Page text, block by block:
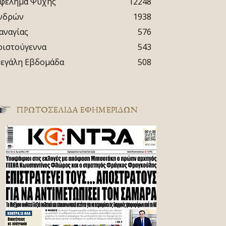
1938
576
543
Εβδομάδα
508
ΠΡΩΤΟΣΈΛΙΔΑ ΕΦΗΜΕΡΊΔΩΝ